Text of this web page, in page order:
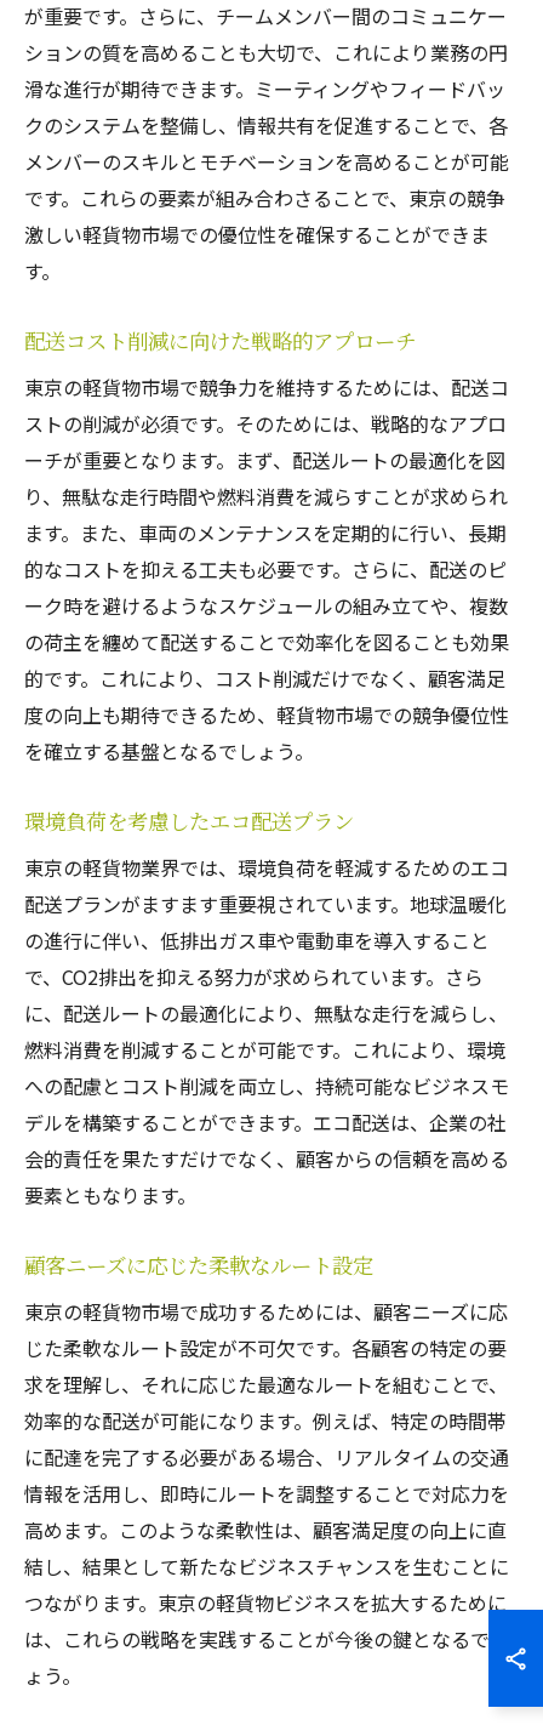
が重要です。さらに、チームメンバー間のコミュニケー
ションの質を高めることも大切で、これにより業務の円
滑な進行が期待できます。ミーティングやフィードバッ
クのシステムを整備し、情報共有を促進することで、各
メンバーのスキルとモチベーションを高めることが可能
です。これらの要素が組み合わさることで、東京の競争
激しい軽貨物市場での優位性を確保することができま
す。
配送コスト削減に向けた戦略的アプローチ
東京の軽貨物市場で競争力を維持するためには、配送コ
ストの削減が必須です。そのためには、戦略的なアプロ
ーチが重要となります。まず、配送ルートの最適化を図
り、無駄な走行時間や燃料消費を減らすことが求められ
ます。また、車両のメンテナンスを定期的に行い、長期
的なコストを抑える工夫も必要です。さらに、配送のピ
ーク時を避けるようなスケジュールの組み立てや、複数
の荷主を纏めて配送することで効率化を図ることも効果
的です。これにより、コスト削減だけでなく、顧客満足
度の向上も期待できるため、軽貨物市場での競争優位性
を確立する基盤となるでしょう。
環境負荷を考慮したエコ配送プラン
東京の軽貨物業界では、環境負荷を軽減するためのエコ
配送プランがますます重要視されています。地球温暖化
の進行に伴い、低排出ガス車や電動車を導入すること
で、CO2排出を抑える努力が求められています。さら
に、配送ルートの最適化により、無駄な走行を減らし、
燃料消費を削減することが可能です。これにより、環境
への配慮とコスト削減を両立し、持続可能なビジネスモ
デルを構築することができます。エコ配送は、企業の社
会的責任を果たすだけでなく、顧客からの信頼を高める
要素ともなります。
顧客ニーズに応じた柔軟なルート設定
東京の軽貨物市場で成功するためには、顧客ニーズに応
じた柔軟なルート設定が不可欠です。各顧客の特定の要
求を理解し、それに応じた最適なルートを組むことで、
効率的な配送が可能になります。例えば、特定の時間帯
に配達を完了する必要がある場合、リアルタイムの交通
情報を活用し、即時にルートを調整することで対応力を
高めます。このような柔軟性は、顧客満足度の向上に直
結し、結果として新たなビジネスチャンスを生むことに
つながります。東京の軽貨物ビジネスを拡大するために
は、これらの戦略を実践することが今後の鍵となるでし
ょう。